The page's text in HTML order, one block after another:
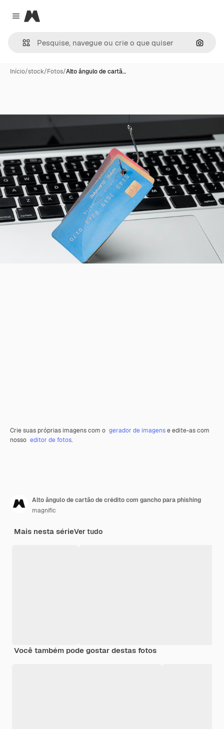
Close menu
Magnific
Início/stock/Fotos/Alto ângulo de cartã…
Crie suas próprias imagens com o gerador de imagense edite-as com
nosso editor de fotos.
Alto ângulo de cartão de crédito com gancho para phishing
magnific
Mais nesta sérieVer tudo
Você também pode gostar destas fotos